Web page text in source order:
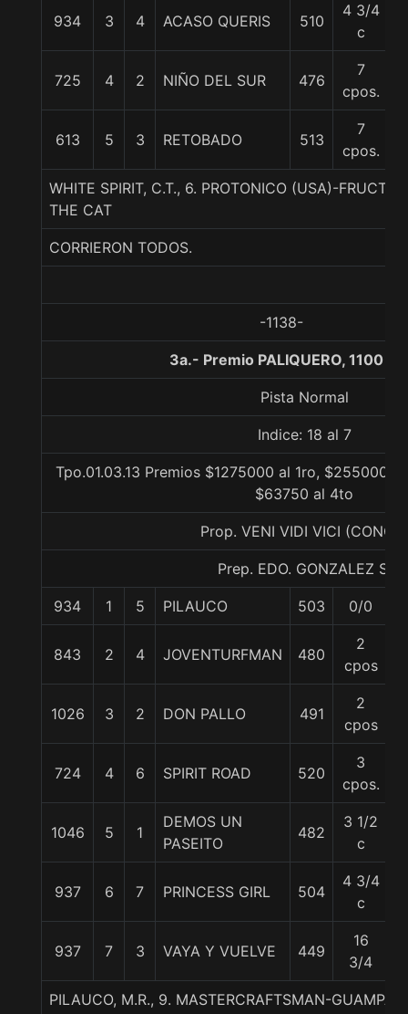
934 3 4 ACASO QUERIS 510
4 3/4
c
725 4 2 NIÑO DEL SUR 476
7
cpos.
613 5 3 RETOBADO 513
7
cpos.
WHITE SPIRIT, C.T., 6. PROTONICO (USA)-
THE CAT
CORRIERON TODOS.
-1138-
3a.- Premio PALIQUERO, 1100
Pista Normal
Indice: 18 al 7
Tpo.01.03.13 Premios $1275000 al 1ro, $255000
$63750 al 4to
Prop. VENI VIDI VICI (CONCE)
Prep. EDO. GONZALEZ S.
934 1 5 PILAUCO 503 0/0
843 2 4 JOVENTURFMAN 480
2
cpos
1026 3 2 DON PALLO 491
2
cpos
724 4 6 SPIRIT ROAD 520
3
cpos.
1046 5 1
DEMOS UN
PASEITO
482
3 1/2
c
937 6 7 PRINCESS GIRL 504
4 3/4
c
937 7 3 VAYA Y VUELVE 449
16
3/4
PILAUCO, M.R., 9. MASTERCRAFTSMAN-GUAMPA-